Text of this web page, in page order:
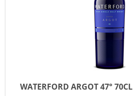
WATERFORD ARGOT 47° 70CL